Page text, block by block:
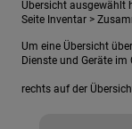
Übersicht ausgewählt
Seite Inventar >
Um eine Übersicht
Dienste und Geräte im
rechts auf der